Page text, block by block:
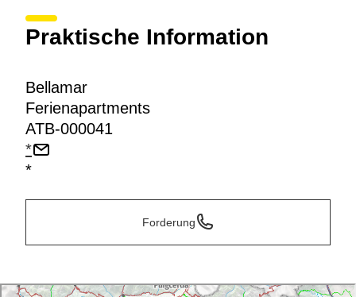
Praktische Information
Bellamar
Ferienapartments
ATB-000041
*
*
Forderung